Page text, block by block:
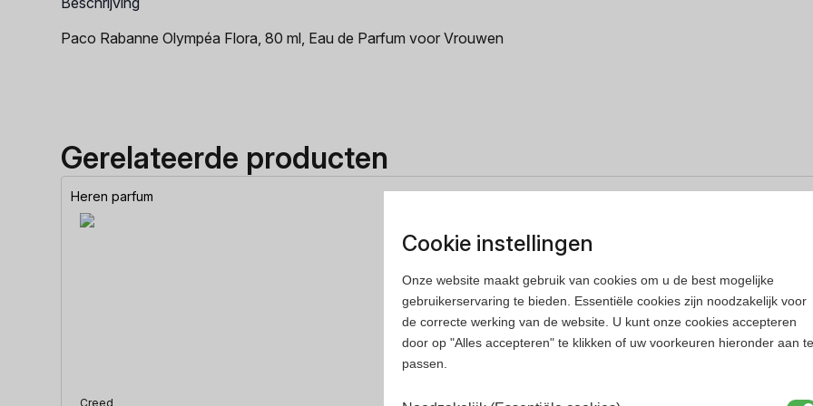
Paco Rabanne Olympéa Flora, 80 ml, Eau de Parfum voor Vrouwen
Gerelateerde producten
Heren parfum
Creed
Cookie instellingen
Onze website maakt gebruik van cookies om u de best mogelijke
gebruikerservaring te bieden. Essentiële cookies zijn noodzakelijk voor
de correcte werking van de website. U kunt onze cookies accepteren
door op "Alles accepteren" te klikken of uw voorkeuren hieronder aan te
passen.